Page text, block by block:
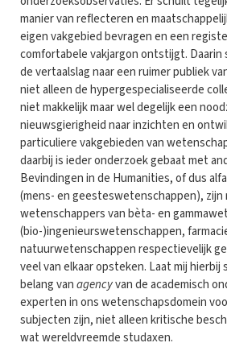
manier van reflecteren en
eigen vakgebied bevragen en een
comfortabele vakjargon ontstijgt. Daarin
de vertaalslag naar een ruimer publiek
niet alleen de hypergespecialiseerde
niet makkelijk maar wel degelijk een
nieuwsgierigheid naar inzichten en
particuliere vakgebieden van
daarbij is ieder onderzoek gebaat met
Bevindingen in de Humanities, of dus
(mens- en geesteswetenschappen),
wetenschappers van bèta- en
(bio-)ingenieurswetenschappen,
natuurwetenschappen respectievelijk
veel van elkaar opsteken. Laat mij hierbij
belang vanagencyvan de academisch
experten in ons wetenschapsdomein
subjecten zijn, niet alleen kritische
wat wereldvreemde studaxen.